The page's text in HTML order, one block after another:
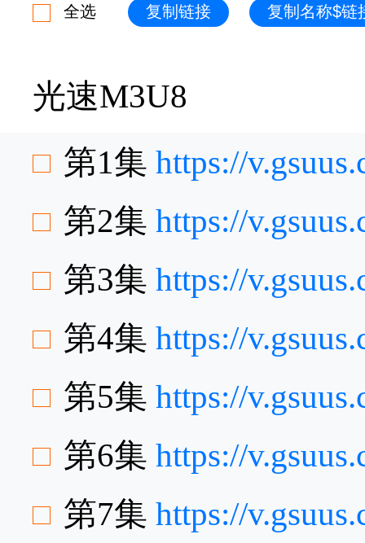
全选 复制链接 复制名称$链
光速M3U8
第1集 https://
第2集 https://
第3集 https://
第4集 https://
第5集 https://
第6集 https://
第7集 https://